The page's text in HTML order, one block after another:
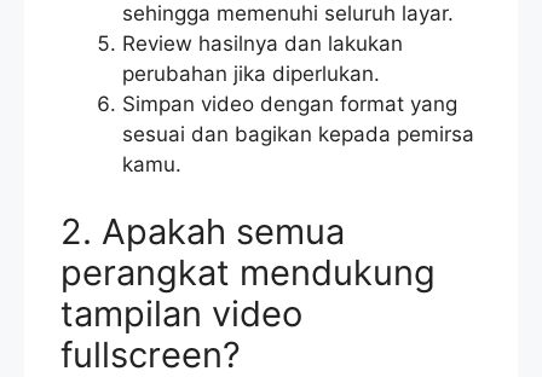
sehingga memenuhi seluruh layar.
Review hasilnya dan lakukan
perubahan jika diperlukan.
Simpan video dengan format yang
sesuai dan bagikan kepada pemirsa
kamu.
2. Apakah semua
perangkat mendukung
tampilan video
fullscreen?